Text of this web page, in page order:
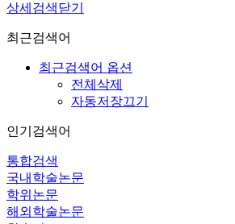
상세검색닫기
최근검색어
최근검색어 옵션
전체삭제
자동저장끄기
인기검색어
통합검색
국내학술논문
학위논문
해외학술논문